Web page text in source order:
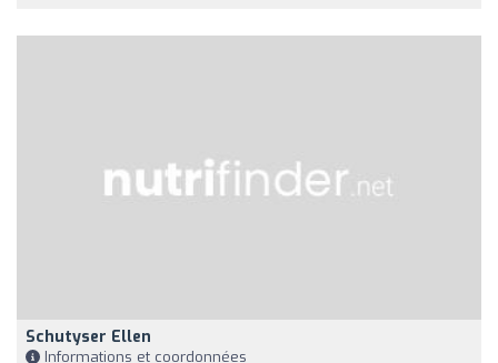
Schutyser Ellen
Informations et coordonnées